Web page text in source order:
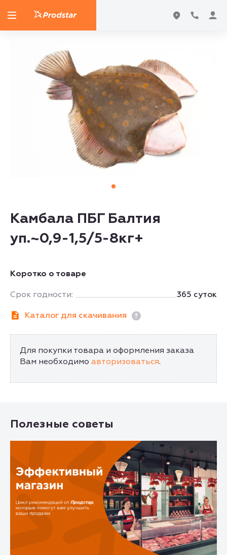
Камбала ПБГ Балтия
уп.~0,9-1,5/5-8кг+
Коротко о товаре
Срок годности: 365 суток
Каталог для скачивания
Для покупки товара и оформления заказа
Вам необходимо авторизоваться.
Полезные советы